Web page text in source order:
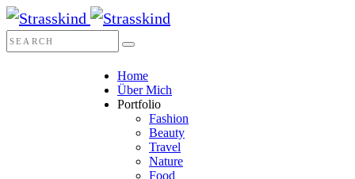
Home
Über Mich
Portfolio
Fashion
Beauty
Travel
Nature
Food